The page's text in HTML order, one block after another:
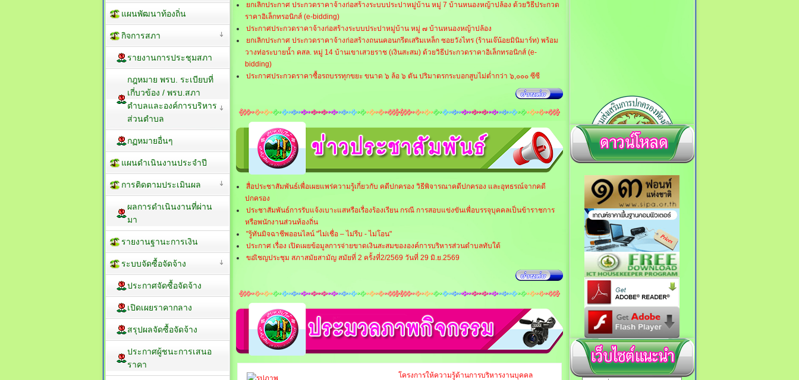
ยกเลิกประกาศ ประกวดราคาจ้างก่อสร้างระบบประปาหมู่บ้าน หมู่ 7 บ้านหนองหญ้าปล้อง ด้วยวิธีประกวด
ราคาอิเล็กทรอนิกส์ (e-bidding)
ประกาศประกวดราคาจ้างก่อสร้างระบบประปาหมู่บ้าน หมู่ ๗ บ้านหนองหญ้าปล้อง
ยกเลิกประกาศ ประกวดราคาจ้างก่อสร้างถนนคอนกรีตเสริมเหล็ก ซอยวังไทร (ร้านเจ๊น้อยมินิมาร์ท) พร้อม
วางท่อระบายน้ำ คสล. หมู่ 14 บ้านเขาเสวยราช (เงินสะสม) ด้วยวิธีประกวดราคาอิเล็กทรอนิกส์ (e-
bidding)
ประกาศประกวดราคาซื้อรถบรรทุกขยะ ขนาด ๖ ล้อ ๖ ตัน ปริมาตรกระบอกสูบไม่ต่ำกว่า ๖,๐๐๐ ซีซี
สื่อประชาสัมพันธ์เพื่อเผยแพร่ความรู้เกี่ยวกับ คดีปกครอง วิธีพิจารณาคดีปกครอง และอุทธรณ์จากคดี
ปกครอง
ประชาสัมพันธ์การรับแจ้งเบาะแสหรือเรื่องร้องเรียน กรณี การสอบแข่งขันเพื่อบรรจุบุคคลเป็นข้าราชการ
หรือพนักงานส่วนท้องถิ่น
"รู้ทันมิจฉาชีพออนไลน์ "ไม่เชื่อ – ไม่รีบ - ไม่โอน"
ประกาศ เรื่อง เปิดเผยข้อมูลการจ่ายขาดเงินสะสมขององค์การบริหารส่วนตำบลทับใต้
ขอเิชญประชุม สภาสมัยสามัญ สมัยที่ 2 ครั้งที่2/2569 วันที่ 29 มิ.ย.2569
โครงการให้ความรู้ด้านการบริหารงานบุคคล
แผนพัฒนาท้องถิ่น
กิจการสภา
รายงานการประชุมสภา
กฎหมาย พรบ. ระเบียบที่
เกี่บวข้อง / พรบ.สภา
ตำบลและองค์การบริหาร
ส่วนตำบล
กฏหมายอื่นๆ
แผนดำเนินงานประจำปี
การติดตามประเมินผล
ผลการดำเนินงานที่ผ่าน
มา
รายงานฐานะการเงิน
ระบบจัดซื้อจัดจ้าง
ประกาศจัดซื้อจัดจ้าง
เปิดเผยราคากลาง
สรุปผลจัดซื้อจัดจ้าง
ประกาศผู้ชนะการเสนอ
ราคา